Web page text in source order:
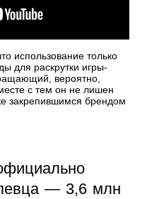
использование только
для раскрутки игры-
вероятно,
с тем он не лишен
закрепившимся брендом
— 3,6 млн